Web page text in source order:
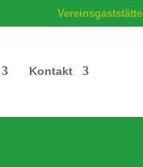
Vereinsgaststätte
Kontakt